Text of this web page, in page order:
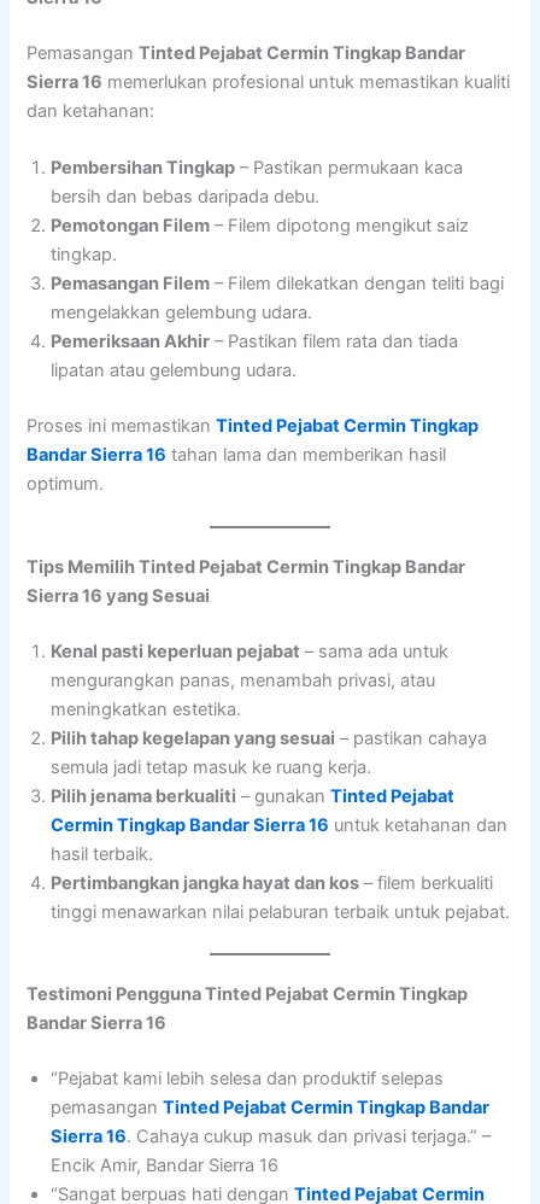
PemasanganTinted Pejabat Cermin Tingkap Bandar
Sierra 16 memerlukan profesional untuk memastikan kualiti
dan ketahanan:
Pembersihan Tingkap – Pastikan permukaan kaca
bersih dan bebas daripada debu.
Pemotongan Filem – Filem dipotong mengikut saiz
tingkap.
Pemasangan Filem – Filem dilekatkan dengan teliti bagi
mengelakkan gelembung udara.
Pemeriksaan Akhir – Pastikan filem rata dan tiada
lipatan atau gelembung udara.
Proses ini memastikanTinted Pejabat Cermin Tingkap
Bandar Sierra 16 tahan lama dan memberikan hasil
optimum.
Tips Memilih Tinted Pejabat Cermin Tingkap Bandar
Sierra 16 yang Sesuai
Kenal pasti keperluan pejabat – sama ada untuk
mengurangkan panas, menambah privasi, atau
meningkatkan estetika.
Pilih tahap kegelapan yang sesuai – pastikan cahaya
semula jadi tetap masuk ke ruang kerja.
Pilih jenama berkualiti – gunakanTinted Pejabat
Cermin Tingkap Bandar Sierra 16 untuk ketahanan dan
hasil terbaik.
Pertimbangkan jangka hayat dan kos – filem berkualiti
tinggi menawarkan nilai pelaburan terbaik untuk pejabat.
Testimoni Pengguna Tinted Pejabat Cermin Tingkap
Bandar Sierra 16
“Pejabat kami lebih selesa dan produktif selepas
pemasanganTinted Pejabat Cermin Tingkap Bandar
Sierra 16. Cahaya cukup masuk dan privasi terjaga.” –
Encik Amir, Bandar Sierra 16
“Sangat berpuas hati denganTinted Pejabat Cermin